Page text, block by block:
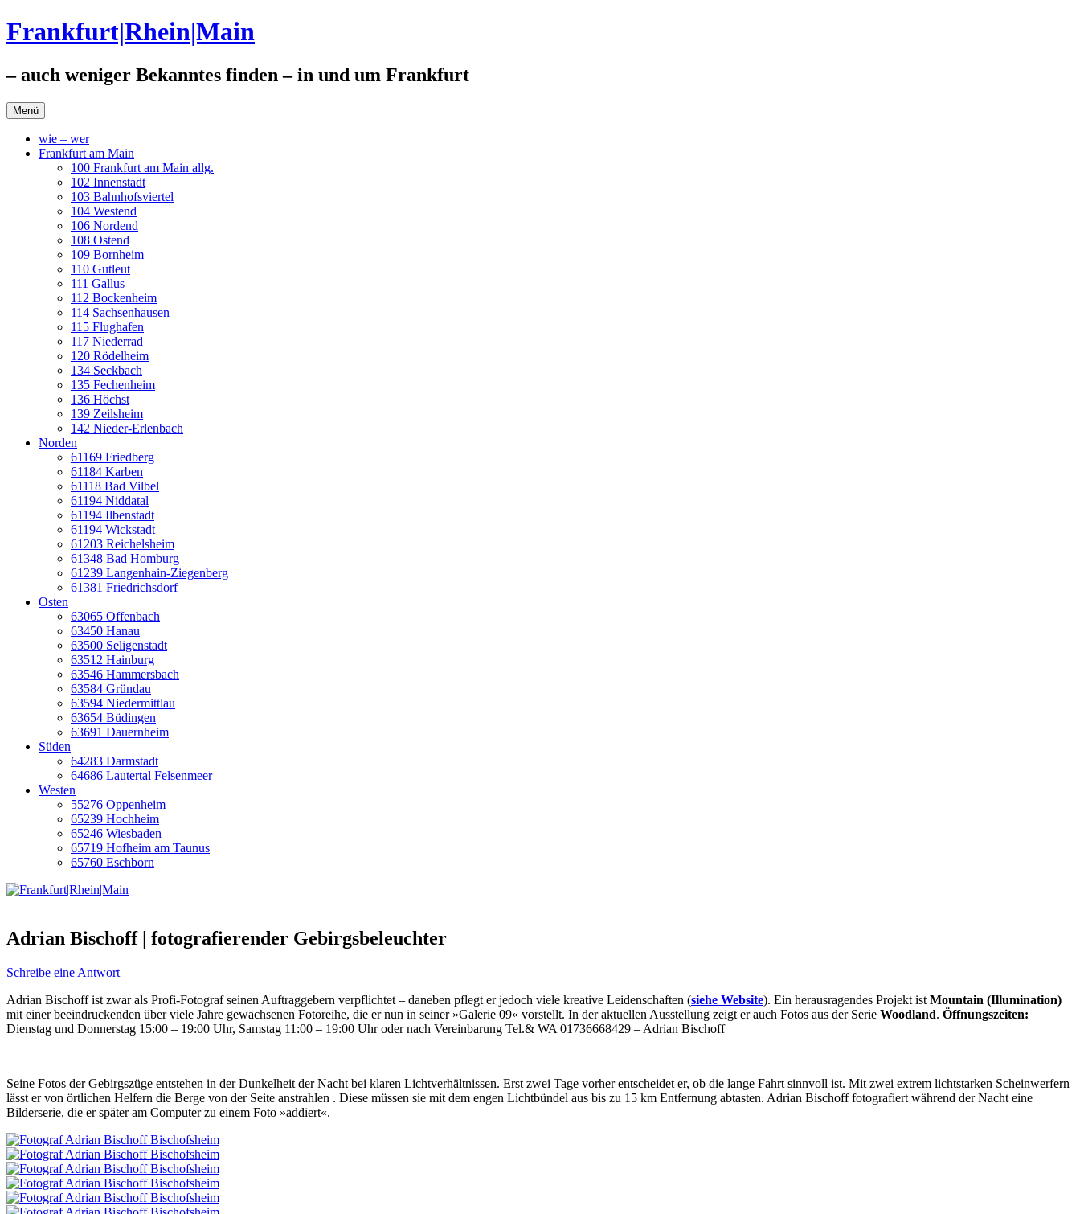
Zum
Inhalt
Frankfurt|Rhein|Main
– auch weniger Bekanntes finden – in und um Frankfurt
Menü
wie – wer
Frankfurt am Main
100 Frankfurt am Main allg.
102 Innenstadt
103 Bahnhofsviertel
104 Westend
106 Nordend
108 Ostend
109 Bornheim
110 Gutleut
111 Gallus
112 Bockenheim
114 Sachsenhausen
115 Flughafen
117 Niederrad
120 Rödelheim
134 Seckbach
135 Fechenheim
136 Höchst
139 Zeilsheim
142 Nieder-Erlenbach
Norden
61169 Friedberg
61184 Karben
61118 Bad Vilbel
61194 Niddatal
61194 Ilbenstadt
61194 Wickstadt
61203 Reichelsheim
61348 Bad Homburg
61239 Langenhain-Ziegenberg
61381 Friedrichsdorf
Osten
63065 Offenbach
63450 Hanau
63500 Seligenstadt
63512 Hainburg
63546 Hammersbach
63584 Gründau
63594 Niedermittlau
63654 Büdingen
63691 Dauernheim
Süden
64283 Darmstadt
64686 Lautertal Felsenmeer
Westen
55276 Oppenheim
65239 Hochheim
65246 Wiesbaden
65719 Hofheim am Taunus
65760 Eschborn
Adrian Bischoff | fotografierender Gebirgsbeleuchter
Schreibe eine Antwort
Adrian Bischoff ist zwar als Profi-Fotograf seinen Auftraggebern verpflichtet – daneben pflegt er jedoch viele kreative Leidenschaften (siehe Website). Ein herausragendes Projekt ist Mountain (Illumination)
mit einer beeindruckenden über viele Jahre gewachsenen Fotoreihe, die er nun in seiner »Galerie 09« vorstellt. In der aktuellen Ausstellung zeigt er auch Fotos aus der Serie Woodland. Öffnungszeiten:
Dienstag und Donnerstag 15:00 – 19:00 Uhr, Samstag 11:00 – 19:00 Uhr oder nach Vereinbarung Tel.& WA 01736668429 – Adrian Bischoff
Seine Fotos der Gebirgszüge entstehen in der Dunkelheit der Nacht bei klaren Lichtverhältnissen. Erst zwei Tage vorher entscheidet er, ob die lange Fahrt sinnvoll ist. Mit zwei extrem lichtstarken Scheinwerfern
lässt er von örtlichen Helfern die Berge von der Seite anstrahlen . Diese müssen sie mit dem engen Lichtbündel aus bis zu 15 km Entfernung abtasten. Adrian Bischoff fotografiert während der Nacht eine
Bilderserie, die er später am Computer zu einem Foto »addiert«.